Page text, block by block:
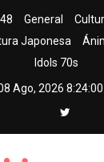
General
Japonesa
Idols 70s
Ago, 2026